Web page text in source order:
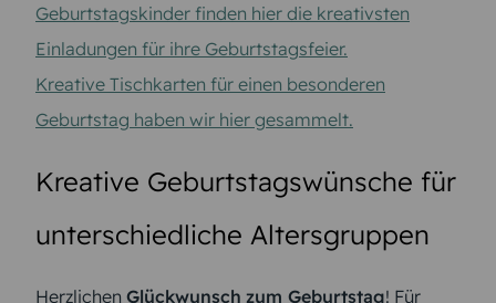
Geburtstagskinder finden hier die kreativsten
Einladungen für ihre Geburtstagsfeier.
Kreative Tischkarten für einen besonderen
Geburtstag haben wir hier gesammelt.
Kreative Geburtstagswünsche für
unterschiedliche Altersgruppen
Herzlichen Glückwunsch zum Geburtstag! Für